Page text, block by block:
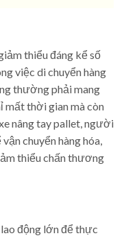
thiểu đáng kể số
việc di chuyển hàng
thường phải mang
mất thời gian mà còn
nâng tay pallet, người
chuyển hàng hóa,
thiểu chấn thương
động lớn để thực